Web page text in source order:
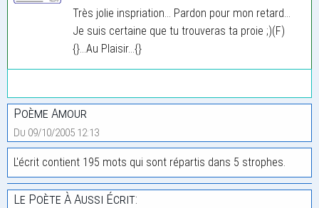
Très jolie inspriation... Pardon pour mon retard...
Je suis certaine que tu trouveras ta proie ;)(F)
{}...Au Plaisir...{}
Poème Amour
Du 09/10/2005 12:13
L'écrit contient 195 mots qui sont répartis dans 5 strophes.
Le Poète À Aussi Écrit: